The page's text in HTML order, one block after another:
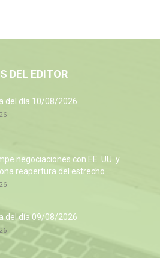
DEL EDITOR
del día 10/08/2026
negociaciones con EE. UU. y
reapertura del estrecho...
del día 09/08/2026